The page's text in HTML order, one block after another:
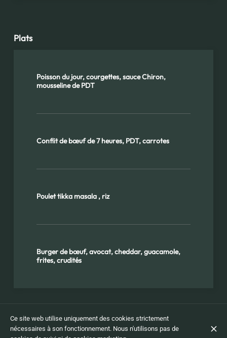
Plats
Poisson du jour, courgettes, sauce Chiron,
mousseline de PDT
Conflit de bœuf de 7 heures, PDT, carrotes
Poulet tikka masala , riz
Burger de bœuf, avocat, cheddar, guacamole,
frites, crudités
Desserts
Ce site web utilise uniquement des cookies strictement
nécessaires à son fonctionnement. Nous n'utilisons pas de